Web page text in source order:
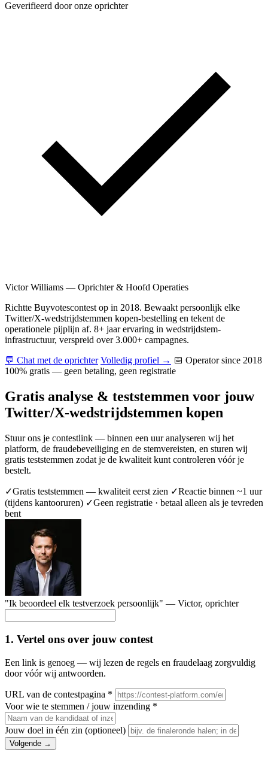
Geverifieerd door onze oprichter
Victor Williams — Oprichter & Hoofd Operaties
Richtte Buyvotescontest op in 2018. Bewaakt persoonlijk elke
Twitter/X-wedstrijdstemmen kopen-bestelling en tekent de
operationele pijplijn af. 8+ jaar ervaring in wedstrijdstem-
infrastructuur, verspreid over 3.000+ campagnes.
💬 Chat met de oprichter Volledig profiel → 📅 Operator since 2018
100% gratis — geen betaling, geen registratie
Gratis analyse & teststemmen voor jouw
Twitter/X-wedstrijdstemmen kopen
Stuur ons je contestlink — binnen een uur analyseren wij het
platform, de fraudebeveiliging en de stemvereisten, en sturen wij
gratis teststemmen zodat je de kwaliteit kunt controleren vóór je
bestelt.
✓Gratis teststemmen — kwaliteit eerst zien ✓Reactie binnen ~1 uur
(tijdens kantooruren) ✓Geen registratie · betaal alleen als je tevreden
bent
"Ik beoordeel elk testverzoek persoonlijk" — Victor, oprichter
1. Vertel ons over jouw contest
Een link is genoeg — wij lezen de regels en fraudelaag zorgvuldig
door vóór wij antwoorden.
URL van de contestpagina *
Voor wie te stemmen / jouw inzending *
Jouw doel in één zin (optioneel)
Volgende →